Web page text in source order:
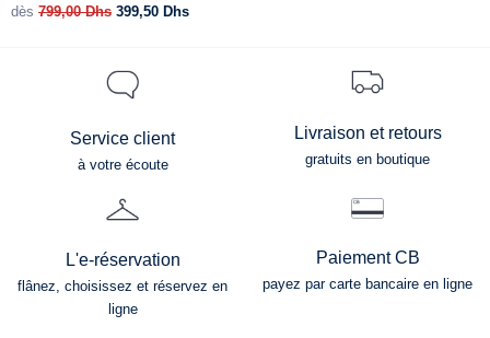
dès 799,00Dhs 399,50 Dhs
Service client
à votre écoute
Livraison et retours
gratuits en boutique
L'e-réservation
flânez, choisissez et réservez en
ligne
Paiement CB
payez par carte bancaire en ligne